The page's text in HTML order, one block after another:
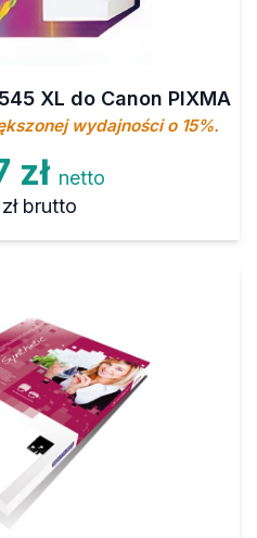
XL do Canon PIXMA
wydajności o 15%.
zł netto
brutto